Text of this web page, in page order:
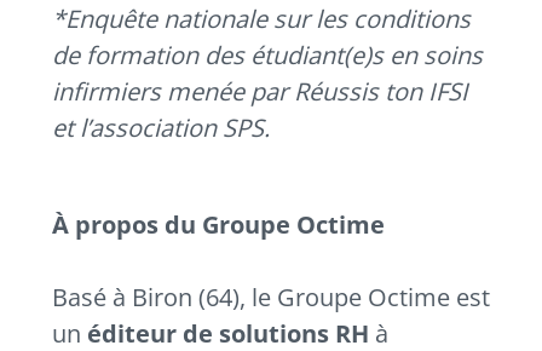
*Enquête nationale sur les conditions
de formation des étudiant(e)s en soins
infirmiers menée par Réussis ton IFSI
et l’association SPS.
À propos du Groupe Octime
Basé à Biron (64), le Groupe Octime est
un éditeur de solutions RH à